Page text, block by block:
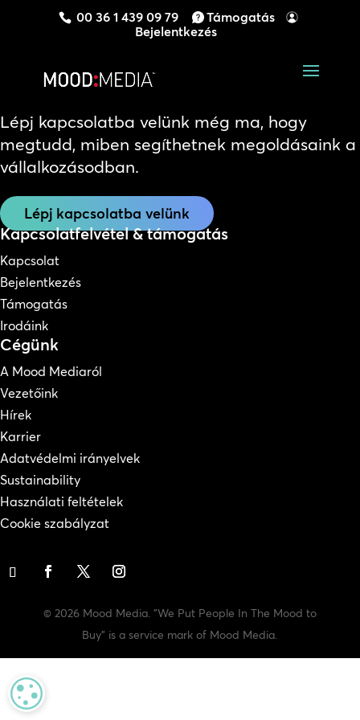
00 36 1 439 09 79
Támogatás
Bejelentkezés
Lépj kapcsolatba velünk még ma, hogy
megtudd, miben segíthetnek megoldásaink a
vállalkozásodban.
Lépj kapcsolatba velünk
Kapcsolatfelvétel & támogatás
Kapcsolat
Bejelentkezés
Támogatás
Irodáink
Cégünk
A Mood Mediaról
Vezetőink
Hírek
Karrier
Adatvédelmi irányelvek
Sustainability
Használati feltételek
Cookie szabályzat
© 2026 Mood Media. "We Put People In The Mood to
Buy" is a service mark of Mood Media.